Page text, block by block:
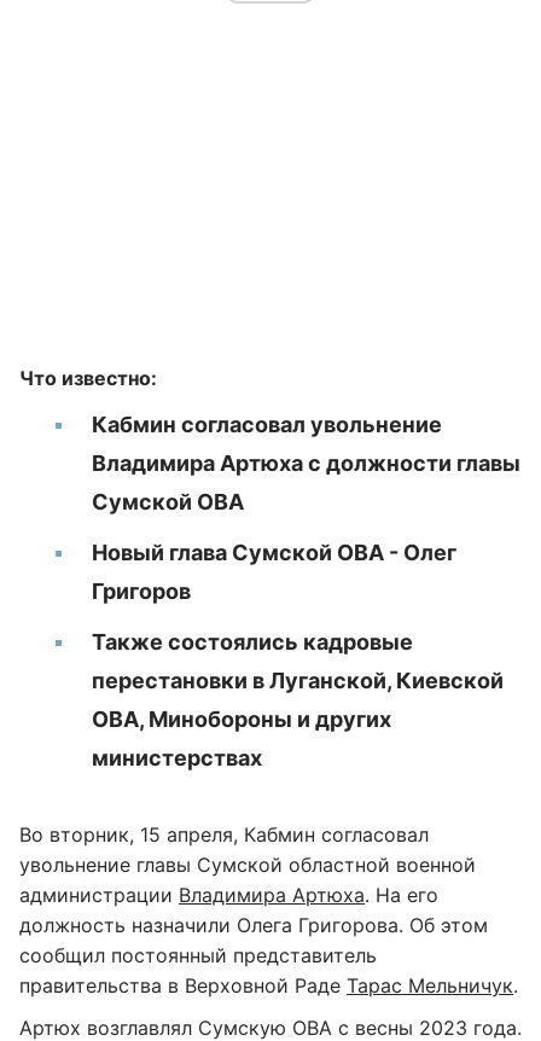
Что известно:
Кабмин согласовал увольнение
Владимира Артюха с должности главы
Сумской ОВА
Новый глава Сумской ОВА - Олег
Григоров
Также состоялись кадровые
перестановки в Луганской, Киевской
ОВА, Минобороны и других
министерствах
Во вторник, 15 апреля, Кабмин согласовал
увольнение главы Сумской областной военной
администрации Владимира Артюха. На его
должность назначили Олега Григорова. Об этом
сообщил постоянный представитель
правительства в Верховной Раде Тарас Мельничук.
Артюх возглавлял Сумскую ОВА с весны 2023 года.